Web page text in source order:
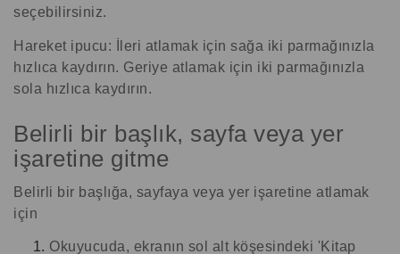
seçebilirsiniz.
Hareket ipucu: İleri atlamak için sağa iki parmağınızla
hızlıca kaydırın. Geriye atlamak için iki parmağınızla
sola hızlıca kaydırın.
Belirli bir başlık, sayfa veya yer
işaretine gitme
Belirli bir başlığa, sayfaya veya yer işaretine atlamak
için
Okuyucuda, ekranın sol alt köşesindeki 'Kitap